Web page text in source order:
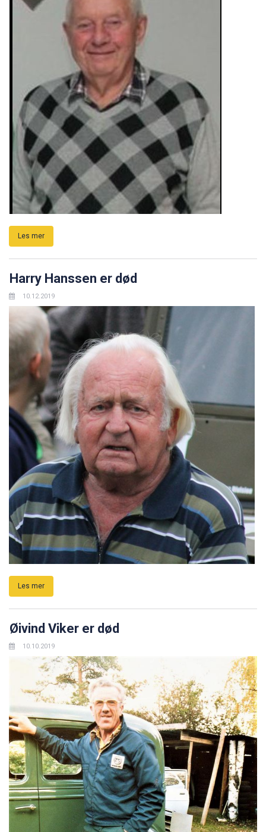
Les mer
Harry Hanssen er død
10.12.2019
Les mer
Øivind Viker er død
10.10.2019